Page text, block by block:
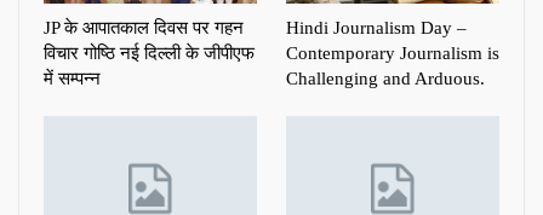
JP के आपातकाल दिवस पर गहन
विचार गोष्ठि नई दिल्ली के जीपीएफ
में सम्पन्न
Hindi Journalism Day –
Contemporary Journalism is
Challenging and Arduous.